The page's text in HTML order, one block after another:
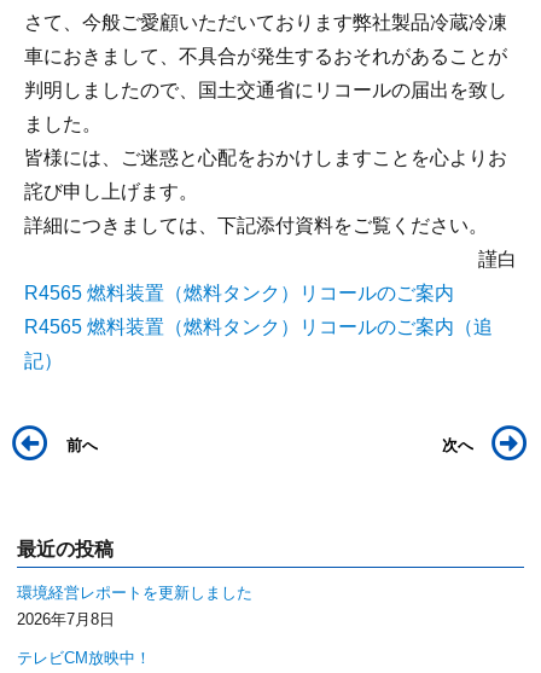
さて、今般ご愛顧いただいております弊社製品冷蔵冷凍
車におきまして、不具合が発生するおそれがあることが
判明しましたので、国土交通省にリコールの届出を致し
ました。
皆様には、ご迷惑と心配をおかけしますことを心よりお
詫び申し上げます。
詳細につきましては、下記添付資料をご覧ください。
謹白
R4565 燃料装置（燃料タンク）リコールのご案内
R4565 燃料装置（燃料タンク）リコールのご案内（追
記）
前へ 次へ
最近の投稿
環境経営レポートを更新しました
2026年7月8日
テレビCM放映中！